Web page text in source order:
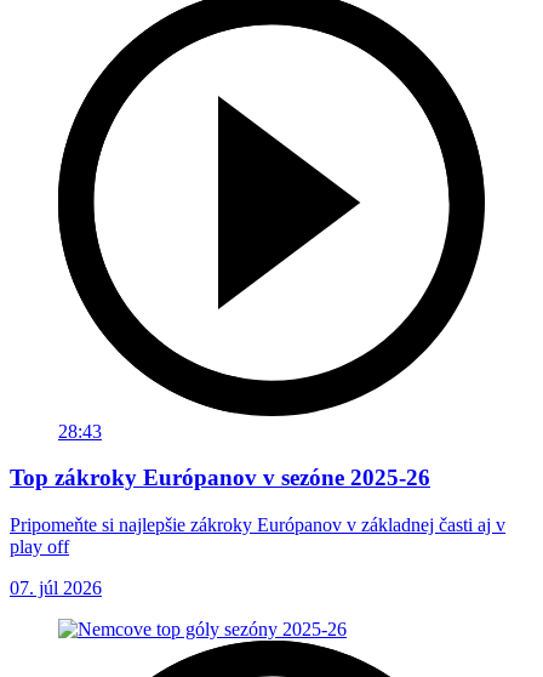
28:43
Top zákroky Európanov v sezóne 2025-26
Pripomeňte si najlepšie zákroky Európanov v základnej časti aj v
play off
07. júl 2026